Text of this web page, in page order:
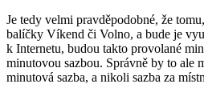
Je tedy velmi pravděpodobné, že
balíčky Víkend či Volno, a bude je
k Internetu, budou takto provolané
minutovou sazbou. Správně by to ale
minutová sazba, a nikoli sazba za